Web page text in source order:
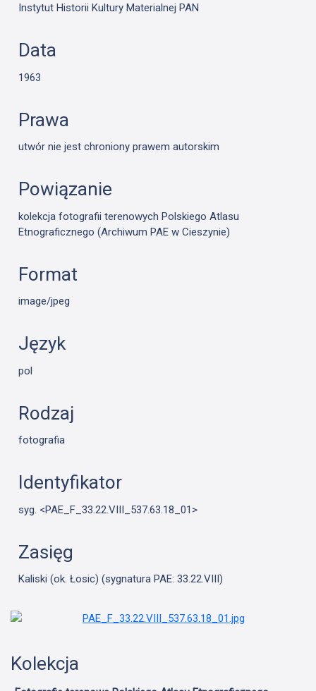
Instytut Historii Kultury Materialnej PAN
Data
1963
Prawa
utwór nie jest chroniony prawem autorskim
Powiązanie
kolekcja fotografii terenowych Polskiego Atlasu
Etnograficznego (Archiwum PAE w Cieszynie)
Format
image/jpeg
Język
pol
Rodzaj
fotografia
Identyfikator
syg. <PAE_F_33.22.VIII_537.63.18_01>
Zasięg
Kaliski (ok. Łosic) (sygnatura PAE: 33.22.VIII)
Kolekcja